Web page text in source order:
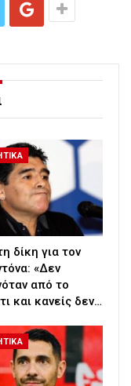
δίκη για τον
«Δεν
από το
και κανείς δεν…